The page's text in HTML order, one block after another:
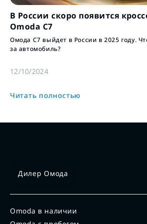
В России скоро появится
Omoda C7
Омода С7 выйдет в России в 2025 году.
за автомобиль?
12/10/2024
Читать полностью
Дилер Омода
Omoda в наличии